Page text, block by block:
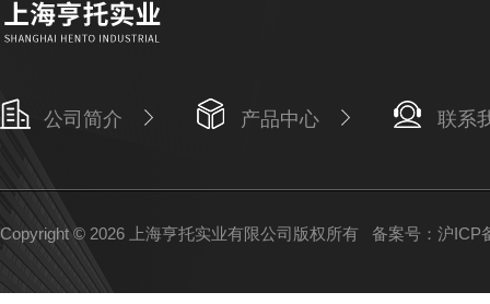
公司简介 产品中心 联系
Copyright © 2026 上海亨托实业有限公司版权所有 备案号：沪ICP